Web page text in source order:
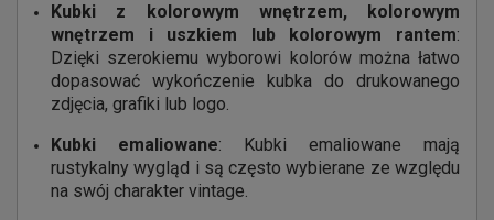
Kubki z kolorowym wnętrzem, kolorowym
wnętrzem i uszkiem
lub kolorowym rantem:
Dzięki szerokiemu wyborowi kolorów można łatwo
dopasować wykończenie kubka do drukowanego
zdjęcia, grafiki lub logo.
Kubki emaliowane: Kubki emaliowane mają
rustykalny wygląd i są często wybierane ze względu
na swój charakter vintage.